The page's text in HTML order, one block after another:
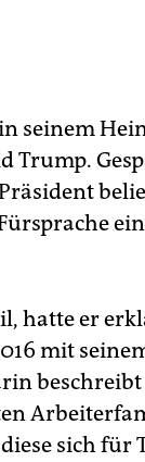
seinem
Trump.
hatte er
mit
sich für